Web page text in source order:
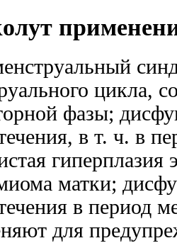
цикла,
фазы;
в т. ч. в
гиперплазия
матки;
в период
для